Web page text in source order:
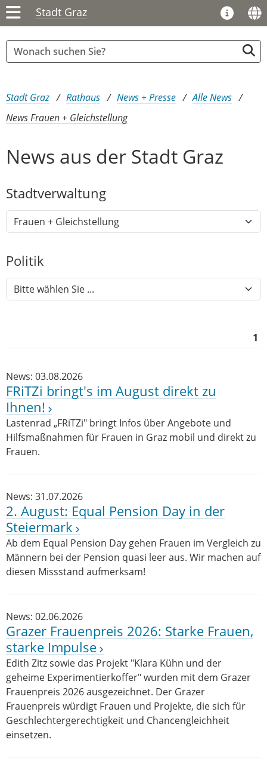
Stadt Graz
Sie sind hier:
Stadt Graz Rathaus News + Presse
Alle News
News Frauen + Gleichstellung
News aus der Stadt Graz
Stadtver​­waltung
Politik
1
News: 03.08.2026
FRiTZi bringt's im August direkt zu
Ihnen!
Lastenrad „FRiTZi" bringt Infos über Angebote und
Hilfsmaßnahmen für Frauen in Graz mobil und direkt zu
Frauen.
News: 31.07.2026
2. August: Equal Pension Day in der
Steiermark
Ab dem Equal Pension Day gehen Frauen im Vergleich zu
Männern bei der Pension quasi leer aus. Wir machen auf
diesen Missstand aufmerksam!
News: 02.06.2026
Grazer Frauenpreis 2026: Starke Frauen,
starke Impulse
Edith Zitz sowie das Projekt "Klara Kühn und der
geheime Experimentierkoffer" wurden mit dem Grazer
Frauenpreis 2026 ausgezeichnet. Der Grazer
Frauenpreis würdigt Frauen und Projekte, die sich für
Geschlechtergerechtigkeit und Chancengleichheit
einsetzen.